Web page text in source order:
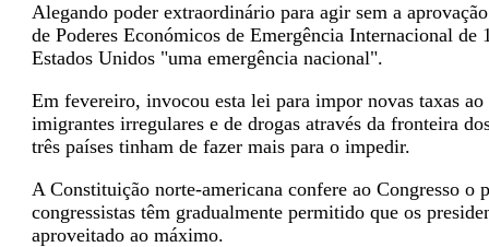
Alegando poder extraordinário para agir sem a
de Poderes Económicos de Emergência Internacional
Estados Unidos "uma emergência nacional".
Em fevereiro, invocou esta lei para impor novas taxas
imigrantes irregulares e de drogas através da fronteira
três países tinham de fazer mais para o impedir.
A Constituição norte-americana confere ao Congresso
congressistas têm gradualmente permitido que os
aproveitado ao máximo.